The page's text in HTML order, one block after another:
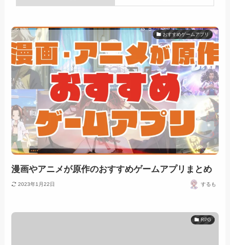
おすすめゲームアプリ
漫画やアニメが原作のおすすめゲームアプリまとめ
2023年1月22日 するも
RPG